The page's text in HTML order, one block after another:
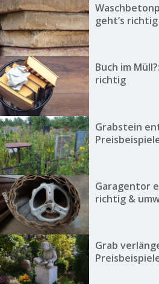
geht’s
Buch im
richtig
Grabstein
Garagentor
richtig &
Grab